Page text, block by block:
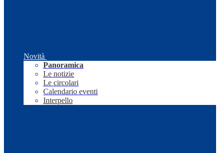
Novità
Panoramica
Le notizie
Le circolari
Calendario eventi
Interpello